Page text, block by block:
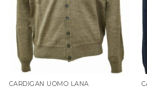
CARDIGAN UOMO LANA